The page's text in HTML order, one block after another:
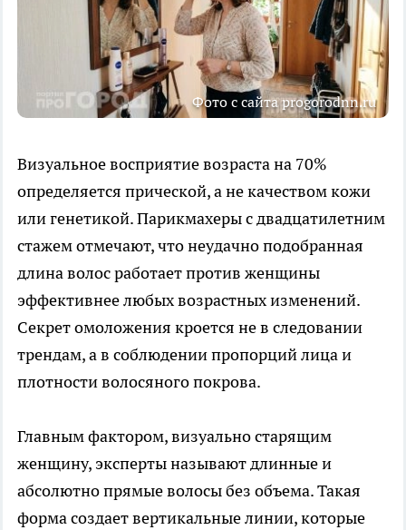
Фото с сайта progorodnn.ru
Визуальное восприятие возраста на 70%
определяется прической, а не качеством кожи
или генетикой. Парикмахеры с двадцатилетним
стажем отмечают, что неудачно подобранная
длина волос работает против женщины
эффективнее любых возрастных изменений.
Секрет омоложения кроется не в следовании
трендам, а в соблюдении пропорций лица и
плотности волосяного покрова.
Главным фактором, визуально старящим
женщину, эксперты называют длинные и
абсолютно прямые волосы без объема. Такая
форма создает вертикальные линии, которые